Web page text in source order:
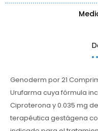
Genoderm por 21
Urufarma cuya fórmula
Ciproterona y 0.035 mg
terapéutica gestágena